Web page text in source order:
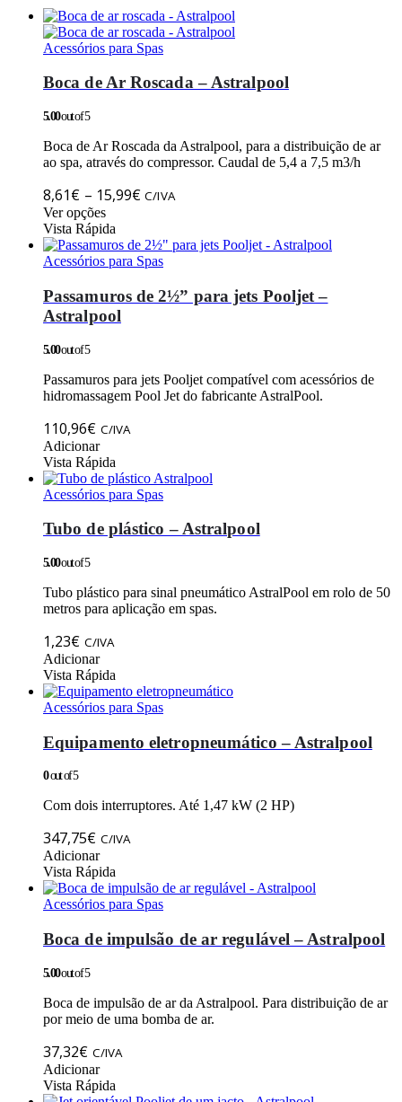
Acessórios para Spas
Boca de Ar Roscada – Astralpool
5.00out of 5
Boca de Ar Roscada da Astralpool, para a distribuição de ar
ao spa, através do compressor. Caudal de 5,4 a 7,5 m3/h
8,61€ – 15,99€Price
through
15,99€
C/IVA
Ver opçõesThis
product
has
multiple
The
options
may
the
product
Vista Rápida
Acessórios para Spas
Passamuros de 2½” para jets Pooljet –
Astralpool
5.00out of 5
Passamuros para jets Pooljet compatível com acessórios de
hidromassagem Pool Jet do fabricante AstralPool.
110,96€ C/IVA
Adicionar
Vista Rápida
Acessórios para Spas
Tubo de plástico – Astralpool
5.00out of 5
Tubo plástico para sinal pneumático AstralPool em rolo de 50
metros para aplicação em spas.
1,23€ C/IVA
Adicionar
Vista Rápida
Acessórios para Spas
Equipamento eletropneumático – Astralpool
0out of 5
Com dois interruptores. Até 1,47 kW (2 HP)
347,75€ C/IVA
Adicionar
Vista Rápida
Acessórios para Spas
Boca de impulsão de ar regulável – Astralpool
5.00out of 5
Boca de impulsão de ar da Astralpool. Para distribuição de ar
por meio de uma bomba de ar.
37,32€ C/IVA
Adicionar
Vista Rápida